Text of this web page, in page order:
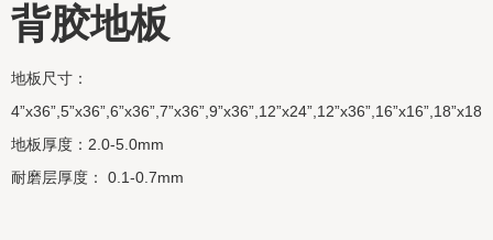
背胶地板
地板尺寸：
地板厚度：2.0-5.0mm
耐磨层厚度： 0.1-0.7mm